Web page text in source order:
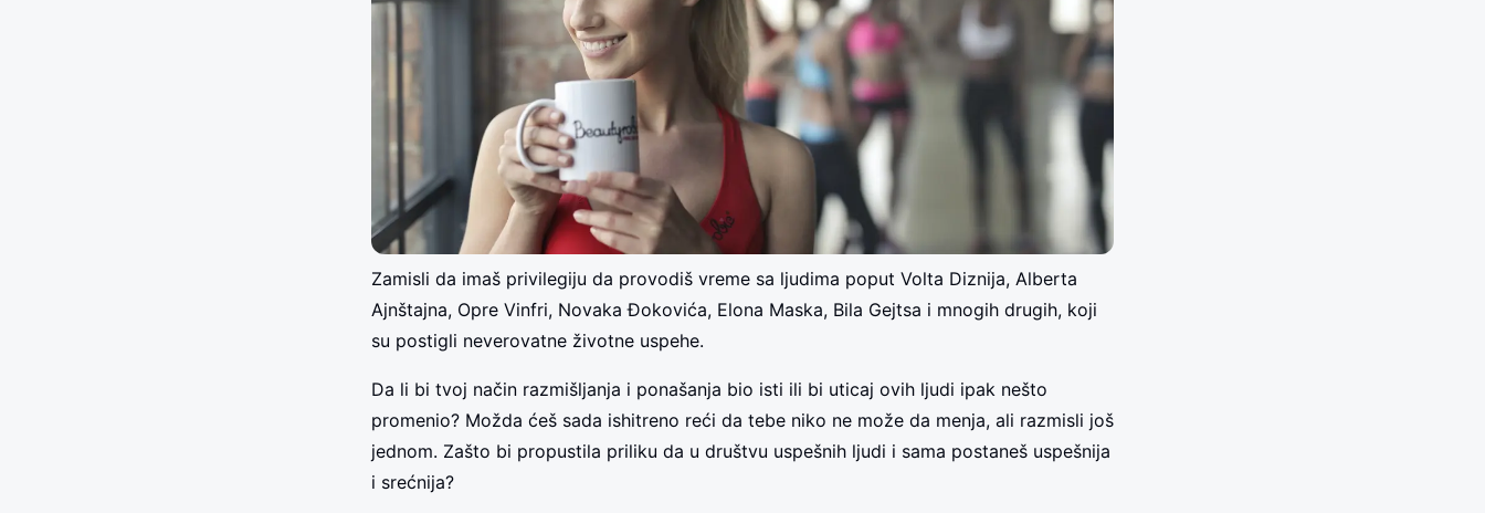
Zamisli da imaš privilegiju da provodiš vreme sa ljudima poput Volta Diznija, Alberta
Ajnštajna, Opre Vinfri, Novaka Đokovića, Elona Maska, Bila Gejtsa i mnogih drugih, koji
su postigli neverovatne životne uspehe.
Da li bi tvoj način razmišljanja i ponašanja bio isti ili bi uticaj ovih ljudi ipak nešto
promenio? Možda ćeš sada ishitreno reći da tebe niko ne može da menja, ali razmisli još
jednom. Zašto bi propustila priliku da u društvu uspešnih ljudi i sama postaneš uspešnija
i srećnija?